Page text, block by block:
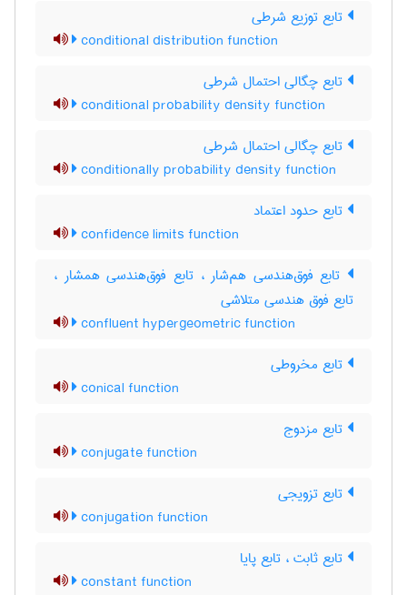
تابع توزیع شرطی
conditional distribution function
تابع چگالی احتمال شرطی
conditional probability density function
تابع چگالی احتمال شرطی
conditionally probability density function
تابع حدود اعتماد
confidence limits function
تابع فوق‌هندسی هم‌شار ، تابع فوق‌هندسی همشار ،
تابع فوق هندسی متلاشی
confluent hypergeometric function
تابع مخروطی
conical function
تابع مزدوج
conjugate function
تابع تزویجی
conjugation function
تابع ثابت ، تابع پایا
constant function